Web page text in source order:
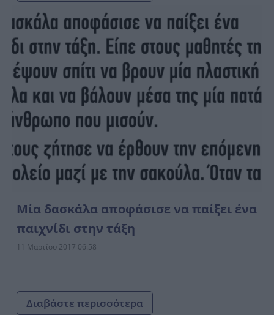
Μία δασκάλα αποφάσισε να παίξει ένα
παιχνίδι στην τάξη‌‌
11 Μαρτίου 2017 06:58
Διαβάστε περισσότερα